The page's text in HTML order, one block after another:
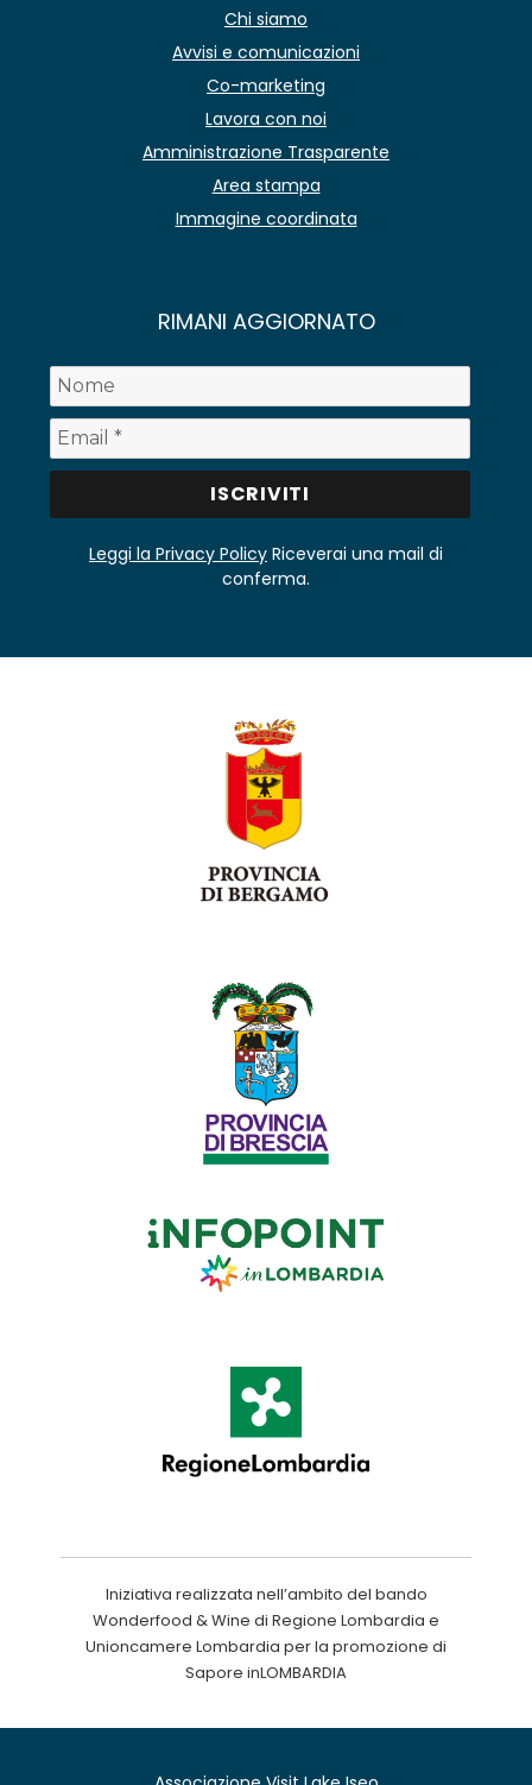
Chi siamo
Avvisi e comunicazioni
Co-marketing
Lavora con noi
Amministrazione Trasparente
Area stampa
Immagine coordinata
RIMANI AGGIORNATO
Leggi la Privacy Policy Riceverai una mail di
conferma.
Iniziativa realizzata nell’ambito del bando
Wonderfood & Wine di Regione Lombardia e
Unioncamere Lombardia per la promozione di
Sapore inLOMBARDIA